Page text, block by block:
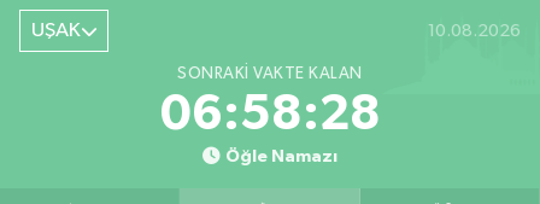
0 (276) 716 12 12
Keskin Eczanesi
Gölbahçe Mahallesi, Gazi Bulvarı No:194 Sivaslı Uşak
Yol Tarifi Al
UŞAK 10.08.2026
SONRAKI VAKTE KALAN
06:58:27
Öğle Namazı